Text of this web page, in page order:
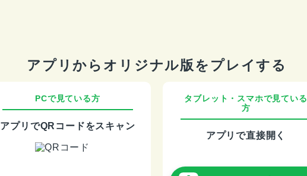
アプリからオリジナル版をプレイする
PCで見ている方
アプリでQRコードをスキャン
タブレット・スマホで見ている
方
アプリで直接開く